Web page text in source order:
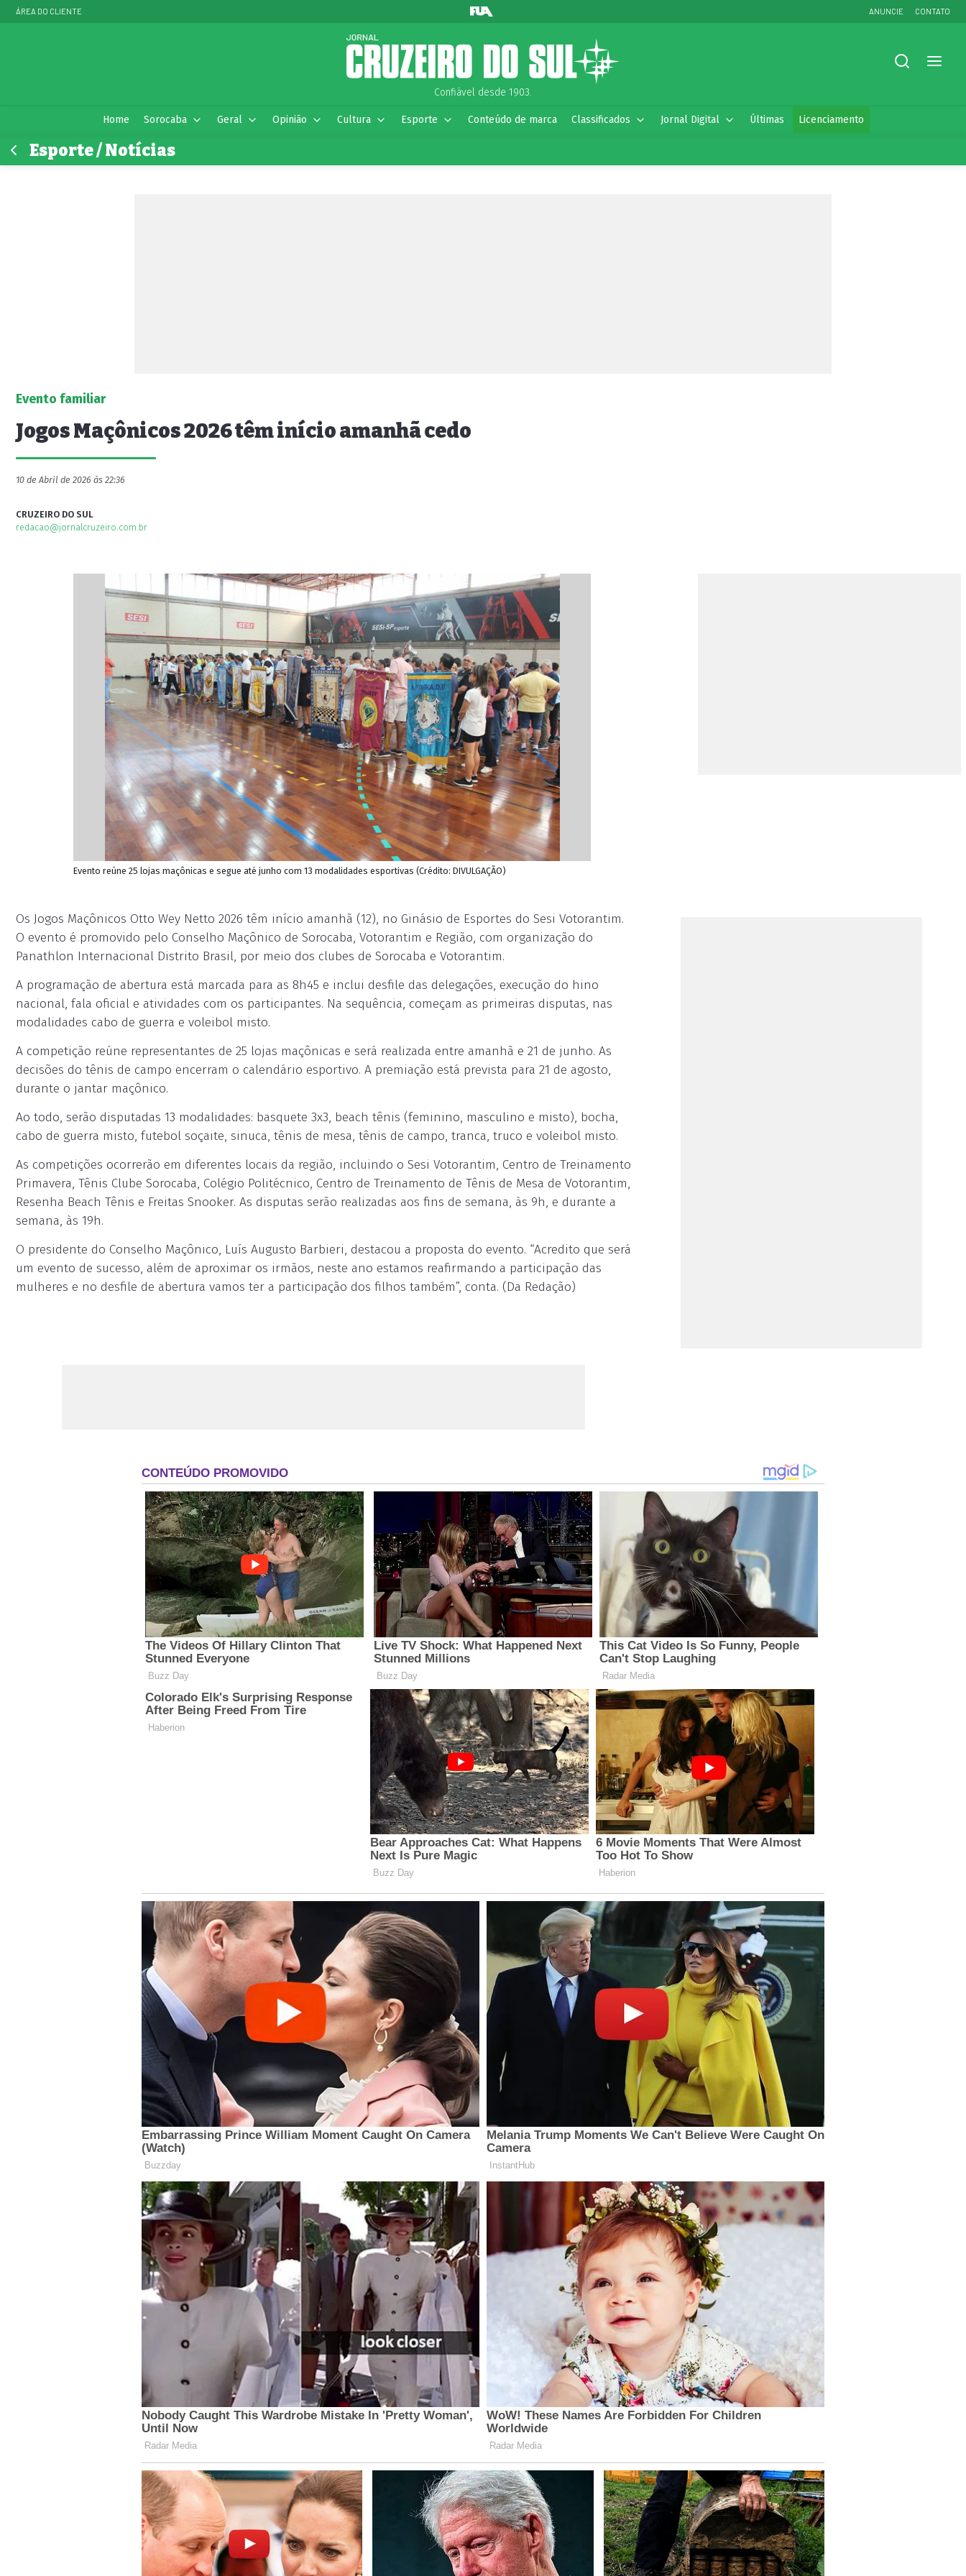
ÁREA DO CLIENTE ANUNCIE CONTATO
Confiável desde 1903.
Home Sorocaba Geral Opinião Cultura Esporte Conteúdo de marca Classificados Jornal Digital Últimas Licenciamento
Esporte / Notícias
Evento familiar
Jogos Maçônicos 2026 têm início amanhã cedo
10 de Abril de 2026 às 22:36
CRUZEIRO DO SUL
redacao@jornalcruzeiro.com.br
Evento reúne 25 lojas maçônicas e segue até junho com 13 modalidades esportivas (Crédito: DIVULGAÇÃO)
Os Jogos Maçônicos Otto Wey Netto 2026 têm início amanhã (12), no Ginásio de Esportes do Sesi Votorantim.
O evento é promovido pelo Conselho Maçônico de Sorocaba, Votorantim e Região, com organização do
Panathlon Internacional Distrito Brasil, por meio dos clubes de Sorocaba e Votorantim.
A programação de abertura está marcada para as 8h45 e inclui desfile das delegações, execução do hino
nacional, fala oficial e atividades com os participantes. Na sequência, começam as primeiras disputas, nas
modalidades cabo de guerra e voleibol misto.
A competição reúne representantes de 25 lojas maçônicas e será realizada entre amanhã e 21 de junho. As
decisões do tênis de campo encerram o calendário esportivo. A premiação está prevista para 21 de agosto,
durante o jantar maçônico.
Ao todo, serão disputadas 13 modalidades: basquete 3x3, beach tênis (feminino, masculino e misto), bocha,
cabo de guerra misto, futebol soçaite, sinuca, tênis de mesa, tênis de campo, tranca, truco e voleibol misto.
As competições ocorrerão em diferentes locais da região, incluindo o Sesi Votorantim, Centro de Treinamento
Primavera, Tênis Clube Sorocaba, Colégio Politécnico, Centro de Treinamento de Tênis de Mesa de Votorantim,
Resenha Beach Tênis e Freitas Snooker. As disputas serão realizadas aos fins de semana, às 9h, e durante a
semana, às 19h.
O presidente do Conselho Maçônico, Luís Augusto Barbieri, destacou a proposta do evento. “Acredito que será
um evento de sucesso, além de aproximar os irmãos, neste ano estamos reafirmando a participação das
mulheres e no desfile de abertura vamos ter a participação dos filhos também”, conta. (Da Redação)